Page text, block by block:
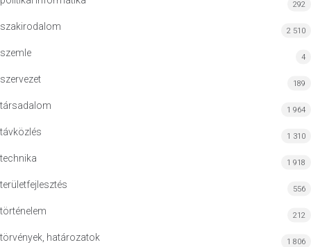
292
szakirodalom 2 510
szemle 4
szervezet 189
társadalom 1 964
távközlés 1 310
technika 1 918
területfejlesztés 556
történelem 212
törvények, határozatok 1 806